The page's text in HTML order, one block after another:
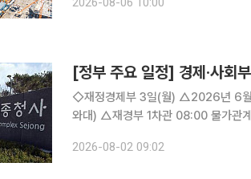
로 한화오션 등 5곳을 신규 선정하고
[정부 주요 일정] 경제·사
◇재정경제부 3일(월) △2026년 6월 온라인쇼핑동향 4일(화) △경제부총리 10:00 국무회의(청
와대) △재경부 1차관 08:00 물가관계차관회의(비공개) △2026년 7월 소비자물가동향 △제72
(목) △경제부총리 08:00 비상경제
2026-08-02 09:02